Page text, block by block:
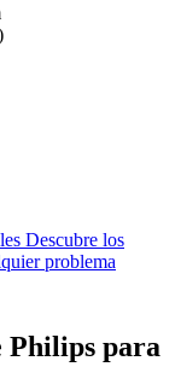
Descubre los
problema
Philips para